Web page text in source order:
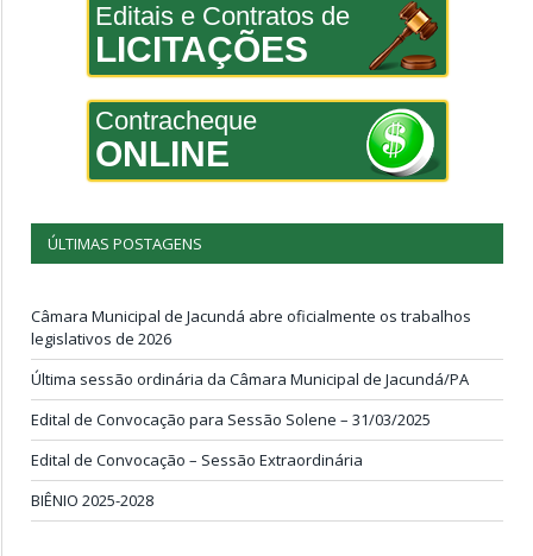
Editais e Contratos de
LICITAÇÕES
Contracheque
ONLINE
ÚLTIMAS POSTAGENS
Câmara Municipal de Jacundá abre oficialmente os trabalhos
legislativos de 2026
Última sessão ordinária da Câmara Municipal de Jacundá/PA
Edital de Convocação para Sessão Solene – 31/03/2025
Edital de Convocação – Sessão Extraordinária
BIÊNIO 2025-2028